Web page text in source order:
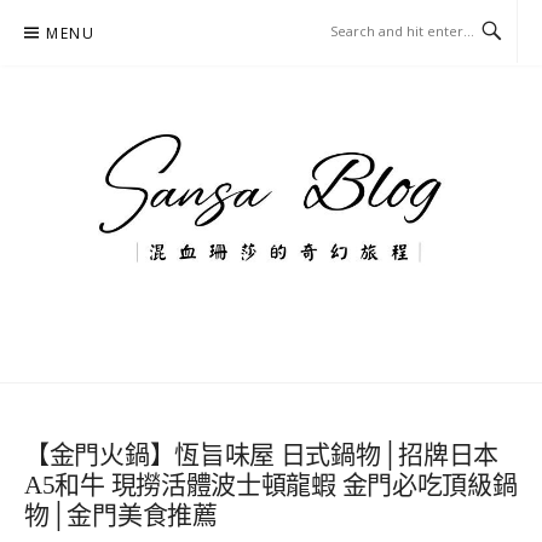
MENU
【金門火鍋】恆旨味屋 日式鍋物│招牌日本
A5和牛 現撈活體波士頓龍蝦 金門必吃頂級鍋
物│金門美食推薦